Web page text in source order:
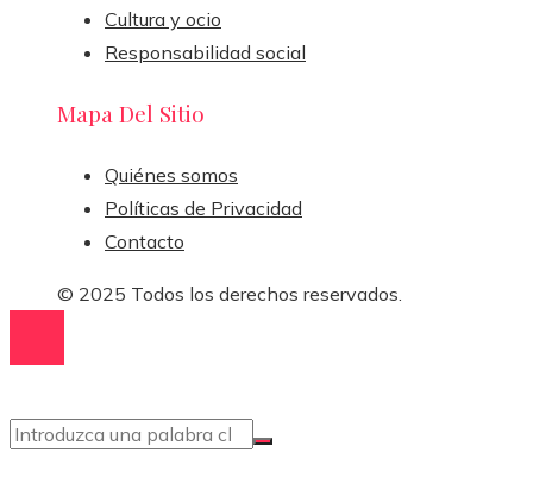
Cultura y ocio
Responsabilidad social
Mapa Del Sitio
Quiénes somos
Políticas de Privacidad
Contacto
© 2025 Todos los derechos reservados.